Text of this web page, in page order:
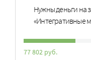
Нужны деньги на
«Интегративные
77 802 руб.